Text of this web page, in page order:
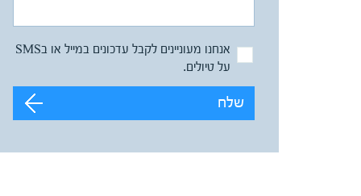
אנחנו מעוניינים לקבל עדכונים במייל או בSMS
על טיולים.
שלח